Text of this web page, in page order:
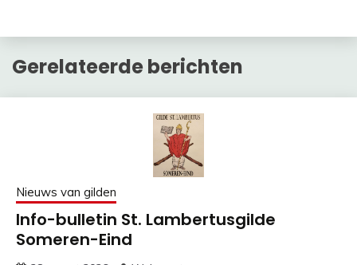
Gerelateerde berichten
Nieuws van gilden
Info-bulletin St. Lambertusgilde
Someren-Eind